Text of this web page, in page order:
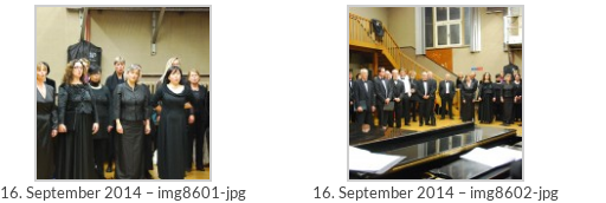
16. September 2014 – img8601-jpg 16. September 2014 – img8602-jpg